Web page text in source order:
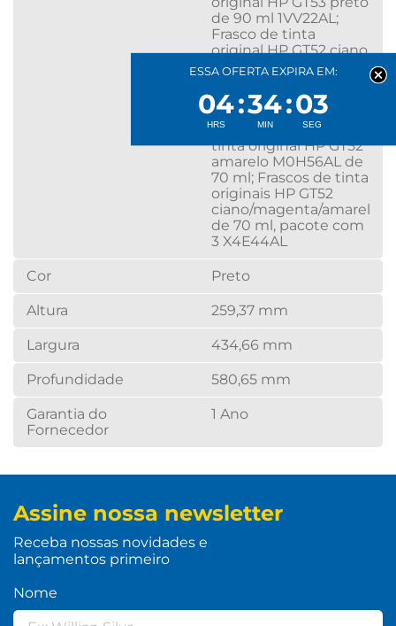
de 90 ml 1VV22AL;
Frasco de tinta
original HP GT52 ciano
M0H54AL de 70 ml;
original HP GT52
magenta M0H55AL
de 70 ml; Frasco de
tinta original HP GT52
amarelo M0H56AL de
70 ml; Frascos de tinta
originais HP GT52
ciano/magenta/amarelo
de 70 ml, pacote com
3 X4E44AL
Cor Preto
Altura 259,37 mm
Largura 434,66 mm
Profundidade 580,65 mm
Garantia do
Fornecedor
1 Ano
Assine nossa newsletter
Receba nossas novidades e
lançamentos primeiro
Nome
ESSA OFERTA EXPIRA EM:
04 34 03